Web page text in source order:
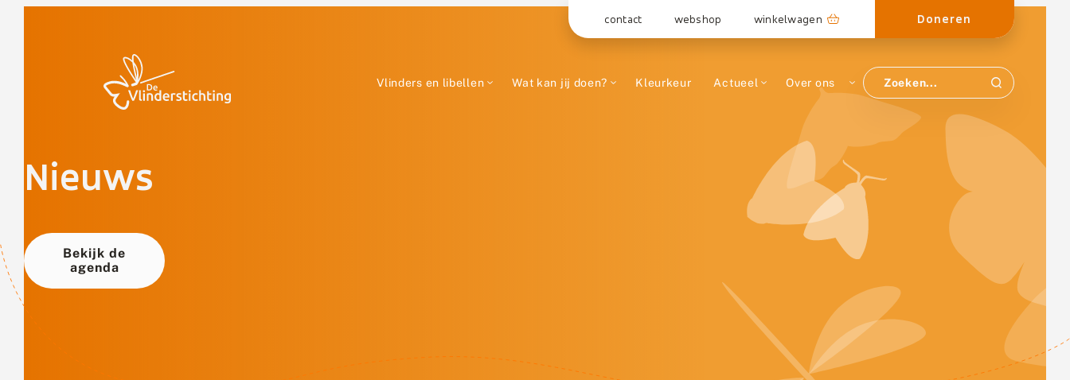
contact webshop winkelwagen Doneren
Vlinders en libellen Wat kan jij doen? Kleurkeur Actueel Over ons
Nieuws
Bekijk de
agenda